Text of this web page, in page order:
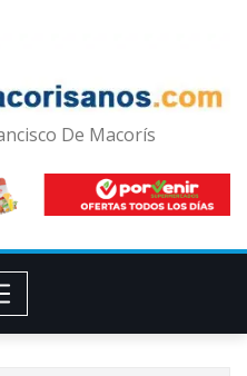
De Macorís